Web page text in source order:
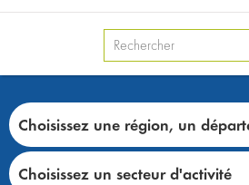
Choisissez une région, un
Choisissez un secteur d'activité